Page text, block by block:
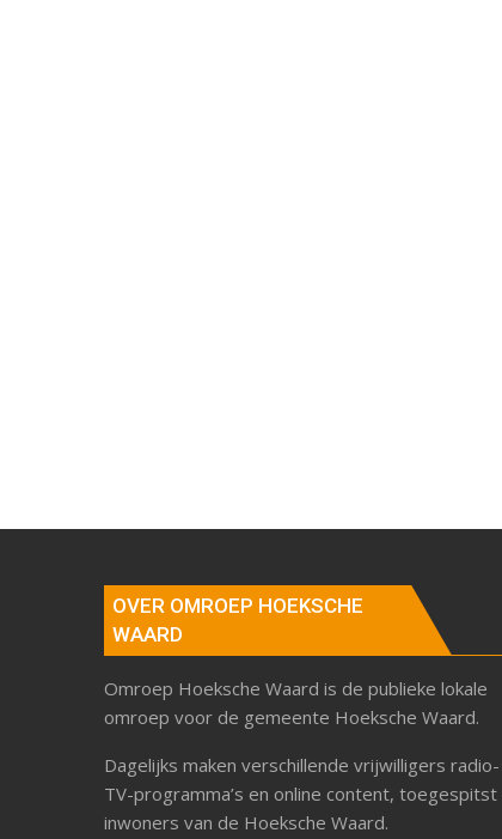
OVER OMROEP HOEKSCHE
WAARD
Omroep Hoeksche Waard is de publieke lokale
omroep voor de gemeente Hoeksche Waard.
Dagelijks maken verschillende vrijwilligers
TV-programma’s en online content, toegespitst
inwoners van de Hoeksche Waard.